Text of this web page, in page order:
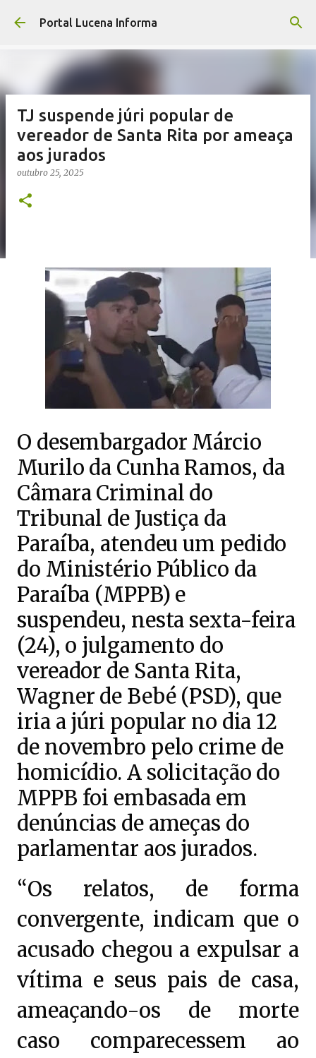
Pular para o conteúdo principal
Portal Lucena Informa
TJ suspende júri popular de
vereador de Santa Rita por ameaça
aos jurados
outubro 25, 2025
O desembargador Márcio
Murilo da Cunha Ramos, da
Câmara Criminal do
Tribunal de Justiça da
Paraíba, atendeu um pedido
do Ministério Público da
Paraíba (MPPB) e
suspendeu, nesta sexta-feira
(24), o julgamento do
vereador de Santa Rita,
Wagner de Bebé (PSD), que
iria a júri popular no dia 12
de novembro pelo crime de
homicídio. A solicitação do
MPPB foi embasada em
denúncias de ameças do
parlamentar aos jurados.
“Os relatos, de forma
convergente, indicam que o
acusado chegou a expulsar a
vítima e seus pais de casa,
ameaçando-os de morte
caso comparecessem ao